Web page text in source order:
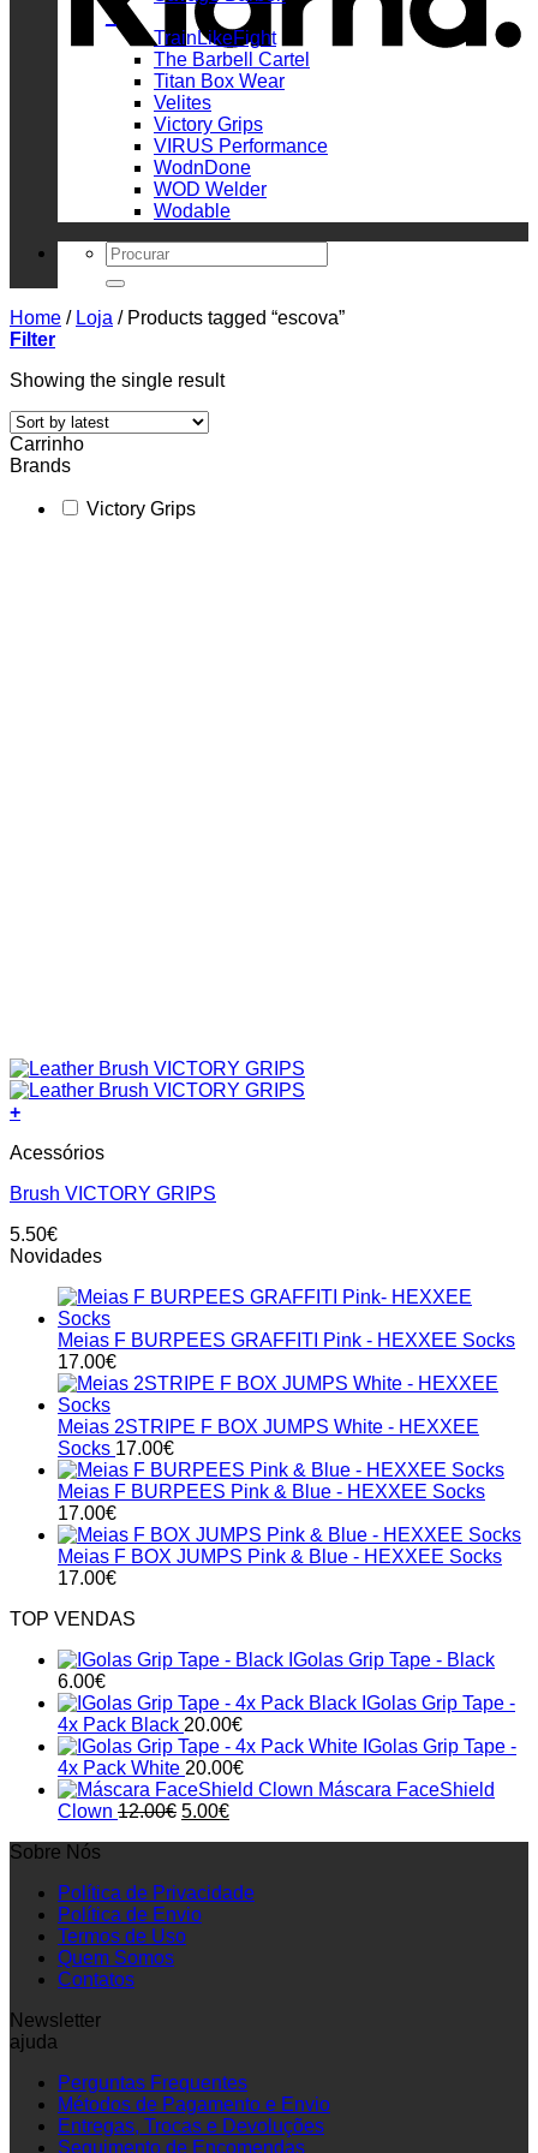
_
TrainLikeFight
The Barbell Cartel
Titan Box Wear
Velites
Victory Grips
VIRUS Performance
WodnDone
WOD Welder
Wodable
Search
for:
Home / Loja /Products tagged “escova”
Filter
Showing the single result
Carrinho
Brands
Victory Grips
+
Acessórios
Brush VICTORY GRIPS
5.50€
Novidades
Meias F BURPEES GRAFFITI Pink - HEXXEE Socks
17.00€
Meias 2STRIPE F BOX JUMPS White - HEXXEE
Socks 17.00€
Meias F BURPEES Pink & Blue - HEXXEE Socks
17.00€
Meias F BOX JUMPS Pink & Blue - HEXXEE Socks
17.00€
TOP VENDAS
IGolas Grip Tape - Black
6.00€
IGolas Grip Tape -
4x Pack Black 20.00€
IGolas Grip Tape -
4x Pack White 20.00€
Máscara FaceShield
Clown 12.00€ Original
5.00€Current
Sobre Nós
Política de Privacidade
Política de Envio
Termos de Uso
Quem Somos
Contatos
Newsletter
ajuda
Perguntas Frequentes
Métodos de Pagamento e Envio
Entregas, Trocas e Devoluções
Seguimento de Encomendas